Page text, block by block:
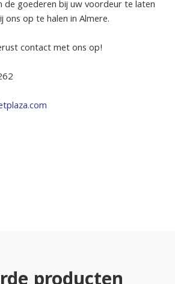
de goederen bij uw voordeur te laten
ons op te halen in Almere.
contact met ons op!